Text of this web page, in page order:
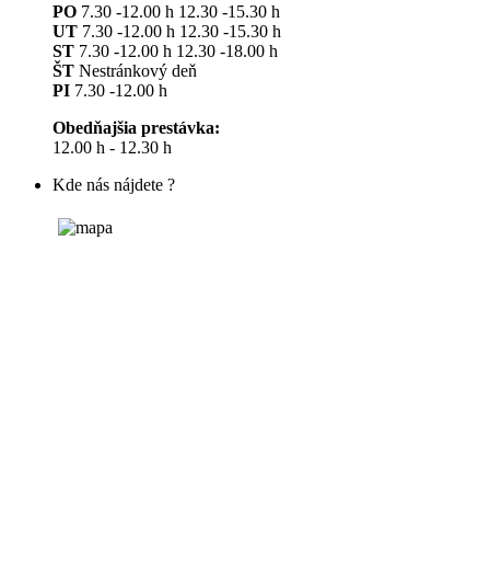
PO 7.30 -12.00 h 12.30 -15.30 h
UT 7.30 -12.00 h 12.30 -15.30 h
ST 7.30 -12.00 h 12.30 -18.00 h
ŠT Nestránkový deň
PI 7.30 -12.00 h
Obedňajšia prestávka:
12.00 h - 12.30 h
Kde nás nájdete ?